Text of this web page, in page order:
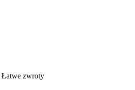
Łatwe zwroty